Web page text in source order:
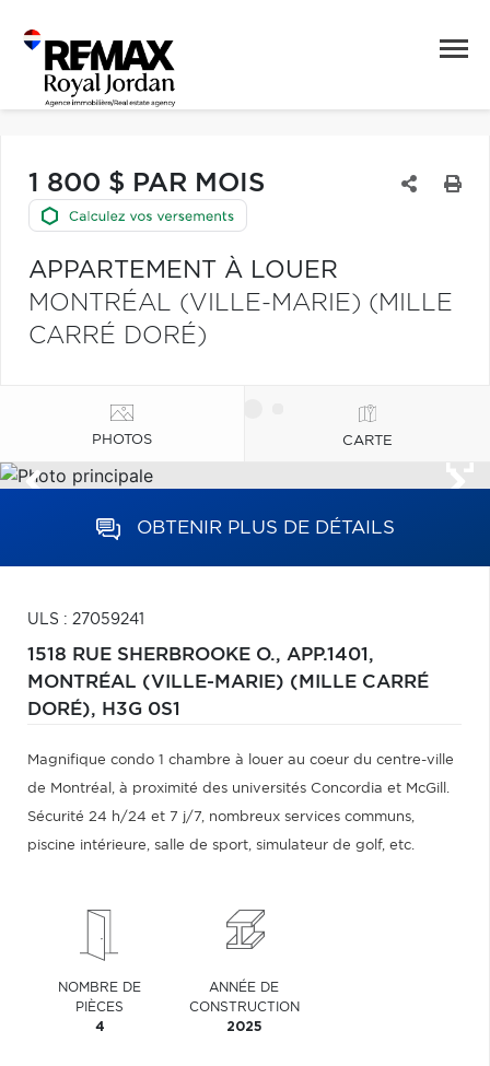
1 800 $ PAR MOIS
APPARTEMENT À LOUER
MONTRÉAL (VILLE-MARIE) (MILLE
CARRÉ DORÉ)
PHOTOS CARTE
OBTENIR PLUS DE DÉTAILS
ULS : 27059241
1518 RUE SHERBROOKE O., APP.1401,
MONTRÉAL (VILLE-MARIE) (MILLE CARRÉ
DORÉ), H3G 0S1
Magnifique condo 1 chambre à louer au coeur du centre-ville
de Montréal, à proximité des universités Concordia et McGill.
Sécurité 24 h/24 et 7 j/7, nombreux services communs,
piscine intérieure, salle de sport, simulateur de golf, etc.
NOMBRE DE
PIÈCES
4
ANNÉE DE
CONSTRUCTION
2025